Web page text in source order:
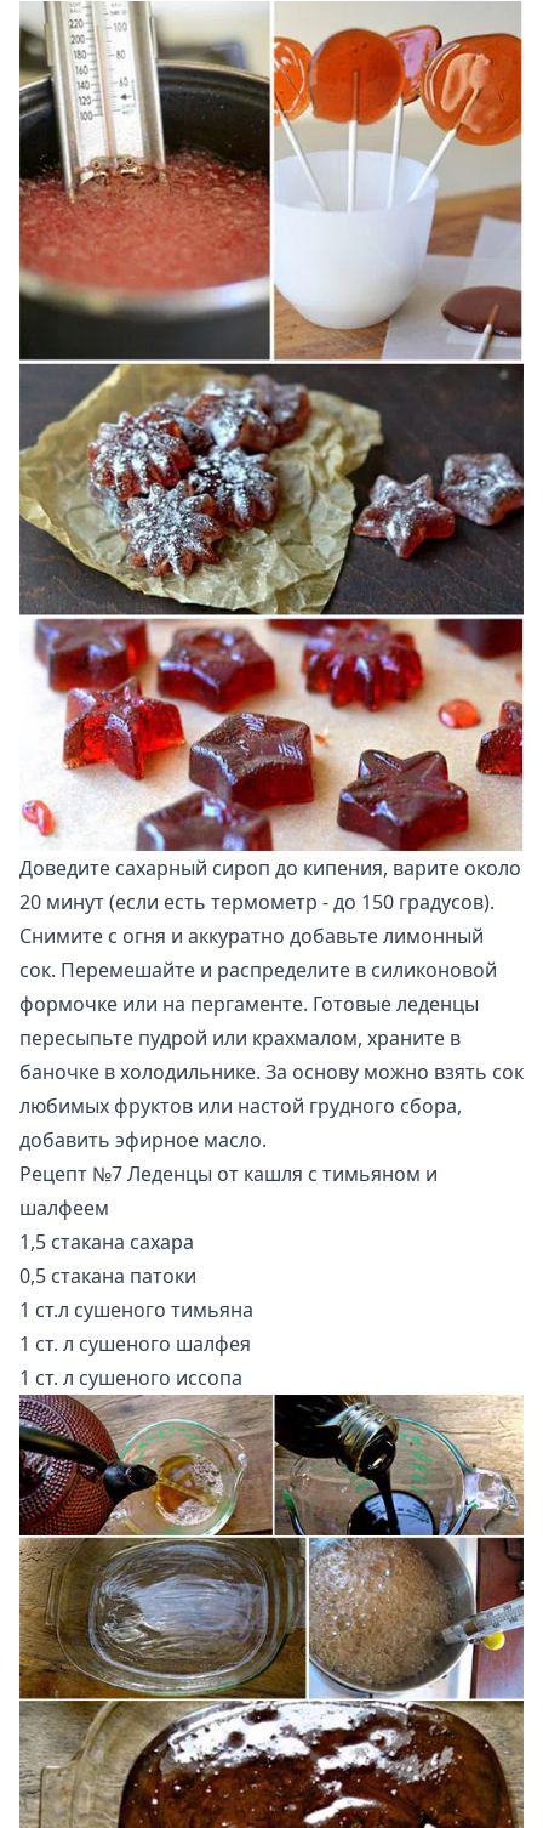
Доведите сахарный сироп до кипения, варите около
20 минут (если есть термометр - до 150 градусов).
Снимите с огня и аккуратно добавьте лимонный
сок. Перемешайте и распределите в силиконовой
формочке или на пергаменте. Готовые леденцы
пересыпьте пудрой или крахмалом, храните в
баночке в холодильнике. За основу можно взять сок
любимых фруктов или настой грудного сбора,
добавить эфирное масло.
Рецепт №7 Леденцы от кашля с тимьяном и
шалфеем
1,5 стакана сахара
0,5 стакана патоки
1 ст.л сушеного тимьяна
1 ст. л сушеного шалфея
1 ст. л сушеного иссопа